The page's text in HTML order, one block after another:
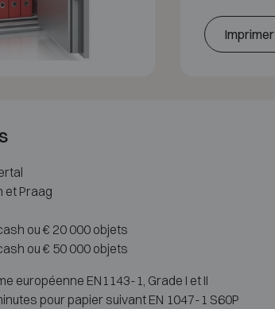
Imprimer
et Praag
ou € 20 000 objets
ou € 50 000 objets
européenne EN1143-1, Grade I et II
pour papier suivant EN 1047-1 S60P